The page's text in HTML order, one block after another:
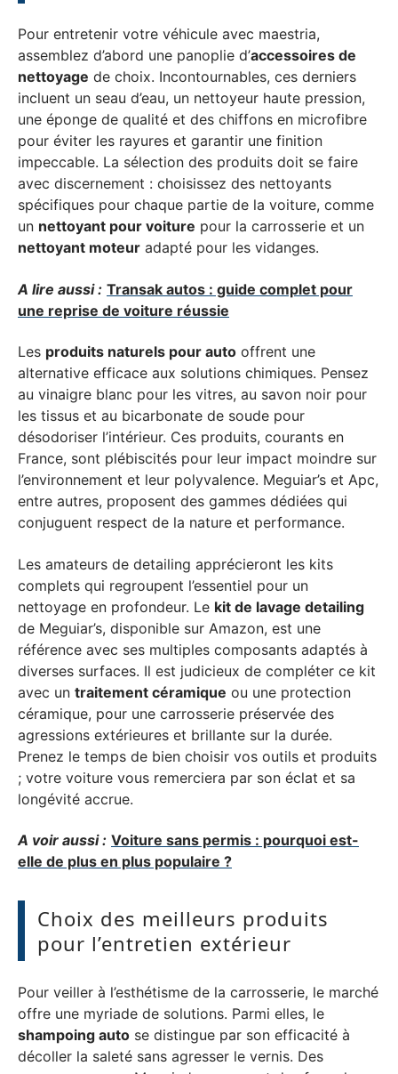
Pour entretenir votre véhicule avec maestria,
assemblez d’abord une panoplie d’accessoires de
nettoyage de choix. Incontournables, ces derniers
incluent un seau d’eau, un nettoyeur haute pression,
une éponge de qualité et des chiffons en microfibre
pour éviter les rayures et garantir une finition
impeccable. La sélection des produits doit se faire
avec discernement : choisissez des nettoyants
spécifiques pour chaque partie de la voiture, comme
un nettoyant pour voiture pour la carrosserie et un
nettoyant moteur adapté pour les vidanges.
A lire aussi : Transak autos : guide complet pour
une reprise de voiture réussie
Les produits naturels pour auto offrent une
alternative efficace aux solutions chimiques. Pensez
au vinaigre blanc pour les vitres, au savon noir pour
les tissus et au bicarbonate de soude pour
désodoriser l’intérieur. Ces produits, courants en
France, sont plébiscités pour leur impact moindre sur
l’environnement et leur polyvalence. Meguiar’s et Apc,
entre autres, proposent des gammes dédiées qui
conjuguent respect de la nature et performance.
Les amateurs de detailing apprécieront les kits
complets qui regroupent l’essentiel pour un
nettoyage en profondeur. Le kit de lavage detailing
de Meguiar’s, disponible sur Amazon, est une
référence avec ses multiples composants adaptés à
diverses surfaces. Il est judicieux de compléter ce kit
avec un traitement céramique ou une protection
céramique, pour une carrosserie préservée des
agressions extérieures et brillante sur la durée.
Prenez le temps de bien choisir vos outils et produits
; votre voiture vous remerciera par son éclat et sa
longévité accrue.
A voir aussi : Voiture sans permis : pourquoi est-
elle de plus en plus populaire ?
Choix des meilleurs produits
pour l’entretien extérieur
Pour veiller à l’esthétisme de la carrosserie, le marché
offre une myriade de solutions. Parmi elles, le
shampoing auto se distingue par son efficacité à
décoller la saleté sans agresser le vernis. Des